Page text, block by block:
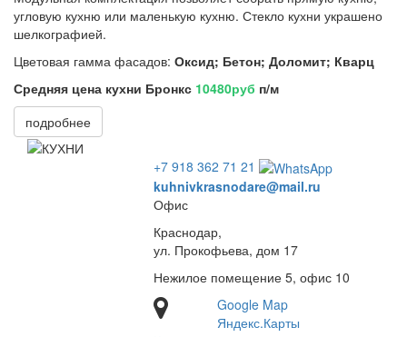
угловую кухню или маленькую кухню. Стекло кухни украшено
шелкографией.
Цветовая гамма фасадов: Оксид; Бетон; Доломит; Кварц
Средняя цена кухни Бронкс 10480руб п/м
подробнее
+7 918 362 71 21
kuhnivkrasnodare@mail.ru
Офис
Краснодар,
ул. Прокофьева, дом 17
Нежилое помещение 5, офис 10
Google Map
Яндекс.Карты